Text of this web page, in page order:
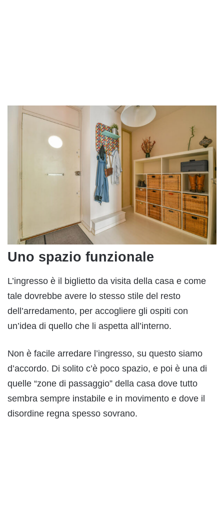
Uno spazio funzionale
L’ingresso è il biglietto da visita della casa e come
tale dovrebbe avere lo stesso stile del resto
dell’arredamento, per accogliere gli ospiti con
un’idea di quello che li aspetta all’interno.
Non è facile arredare l’ingresso, su questo siamo
d’accordo. Di solito c’è poco spazio, e poi è una di
quelle “zone di passaggio” della casa dove tutto
sembra sempre instabile e in movimento e dove il
disordine regna spesso sovrano.